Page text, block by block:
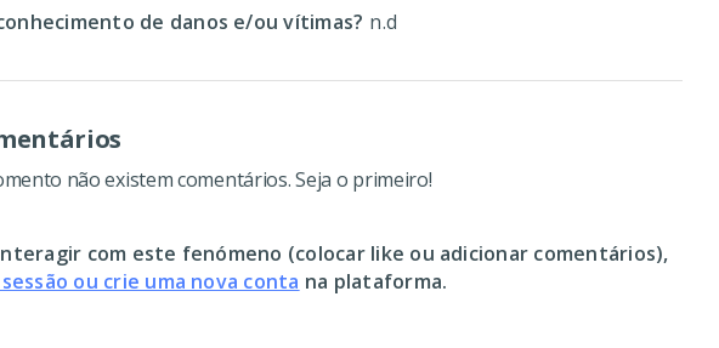
de danos e/ou vítimas? n.d
não existem comentários. Seja o primeiro!
com este fenómeno (colocar like ou adicionar comentários),
ou crie uma nova conta na plataforma.